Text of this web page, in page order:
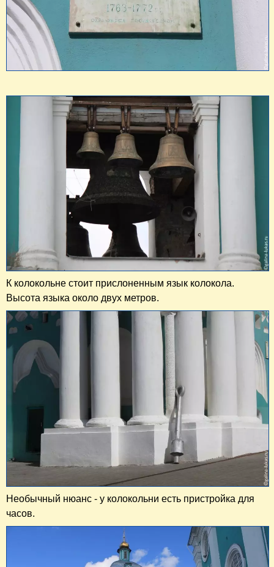
К колокольне стоит прислоненным язык колокола.
Высота языка около двух метров.
Необычный нюанс - у колокольни есть пристройка для
часов.